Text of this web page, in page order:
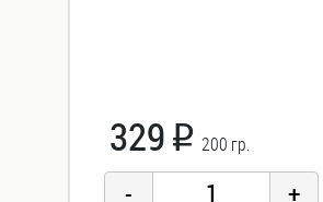
Салаты
Горячее
329 i 200 гр.